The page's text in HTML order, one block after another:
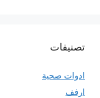
تصنيفات
ادوات صحية
ارفف